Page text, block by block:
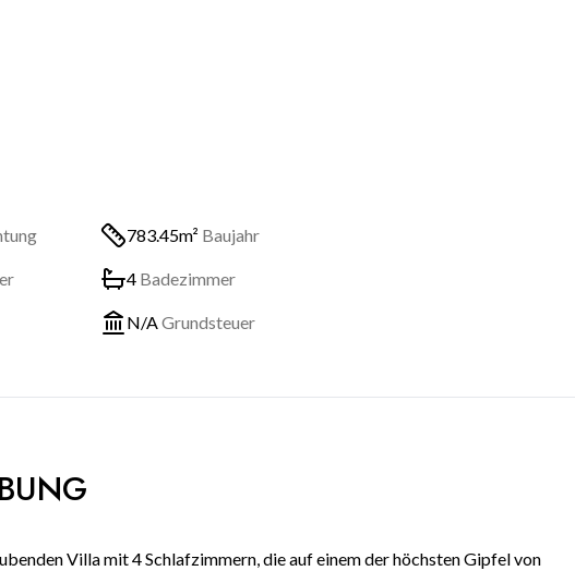
783.45m² Baujahr
4 Badezimmer
N/AGrundsteuer
Villa mit 4 Schlafzimmern, die auf einem der höchsten Gipfel von